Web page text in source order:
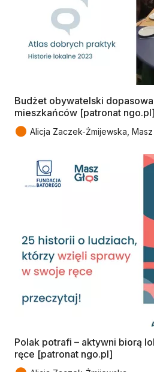
Budżet obywatelski
mieszkańców [patronat ngo.pl]
● Alicja Zaczek-Żmijewska, Masz
Polak potrafi – aktywni biorą
ręce [patronat ngo.pl]